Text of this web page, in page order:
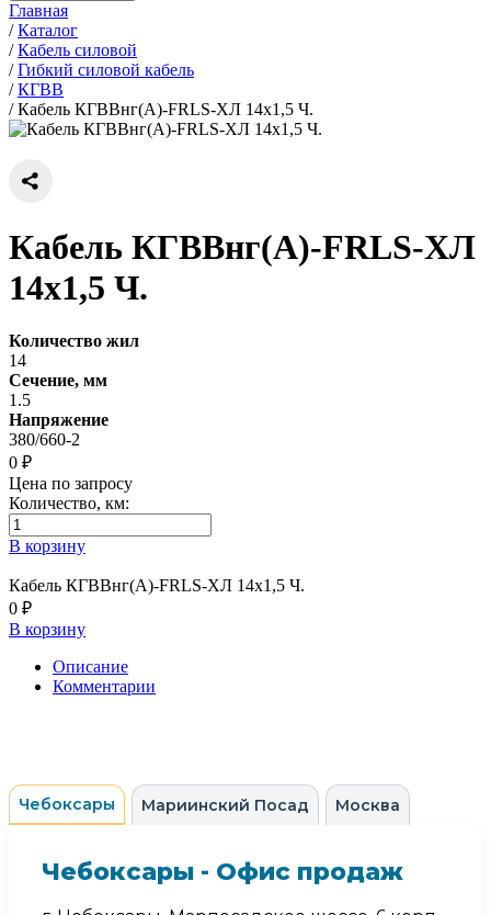
Главная
/Каталог
/Кабель силовой
/Гибкий силовой кабель
/КГВВ
/Кабель КГВВнг(А)-FRLS-ХЛ 14х1,5 Ч.
Кабель КГВВнг(А)-FRLS-ХЛ
14х1,5 Ч.
Количество жил
14
Сечение, мм
1.5
Напряжение
380/660-2
0 ₽
Цена по запросу
Количество, км:
В корзину
Кабель КГВВнг(А)-FRLS-ХЛ 14х1,5 Ч.
0 ₽
В корзину
Описание
Комментарии
Чебоксары Мариинский Посад Москва
Чебоксары - Офис продаж